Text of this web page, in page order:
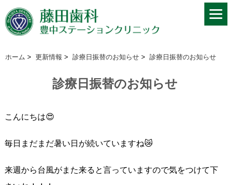
ホーム > 更新情報 > 診療日振替のお知らせ > 診療日振替のお知らせ
診療日振替のお知らせ
こんにちは😍
毎日まだまだ暑い日が続いていますね😿
来週から台風がまた来ると言っていますので気をつけて下